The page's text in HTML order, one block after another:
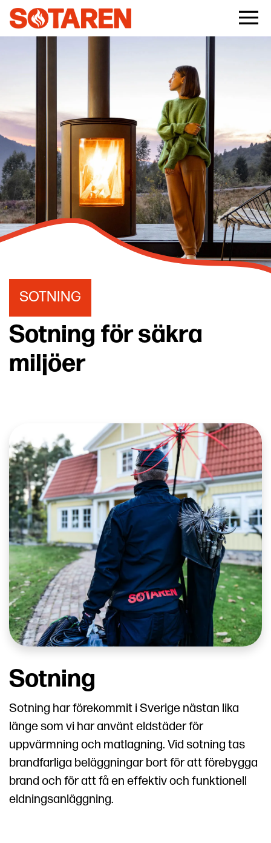
SOTNING
Sotning för säkra
miljöer
Sotning
Sotning har förekommit i Sverige nästan lika
länge som vi har använt eldstäder för
uppvärmning och matlagning. Vid sotning tas
brandfarliga beläggningar bort för att förebygga
brand och för att få en effektiv och funktionell
eldningsanläggning.